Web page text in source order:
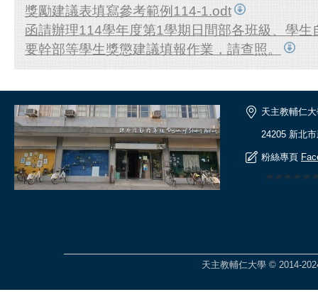
獎勵建議表填寫參考範例114-1.odt
函請辦理114學年度第1學期日間部各班級、學生
要幹部等學生獎懲建議填報作業，請查照。
天主教輔仁
24205 新北
粉絲專頁
天主教輔仁大學 © 2014-